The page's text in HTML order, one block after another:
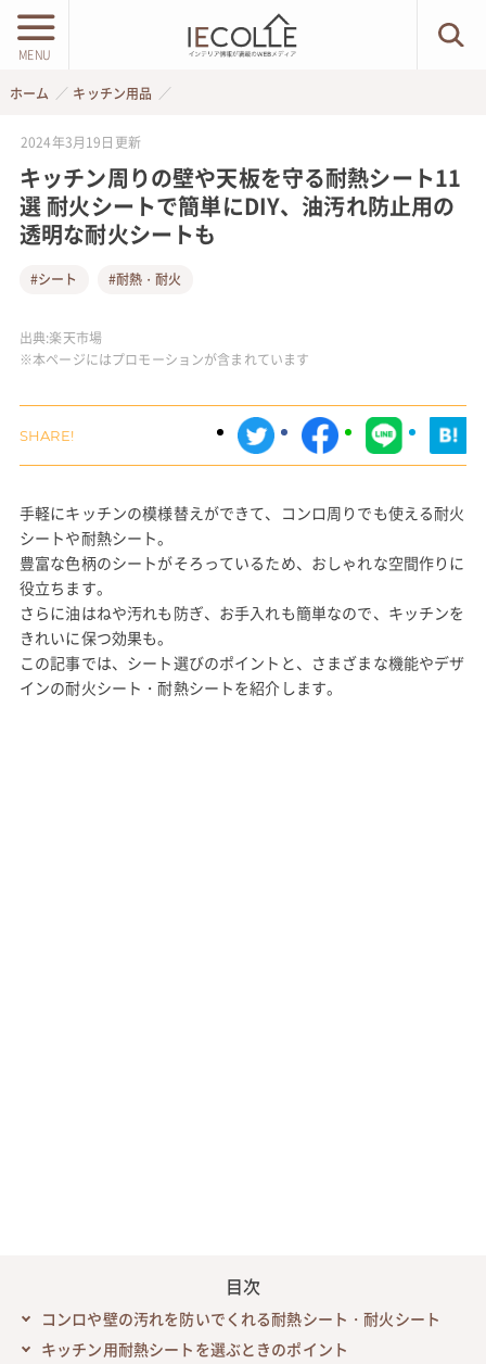
MENU
ホーム キッチン用品
2024年3月19日 更新
キッチン周りの壁や天板を守る耐熱シート11
選 耐火シートで簡単にDIY、油汚れ防止用の
透明な耐火シートも
#シート #耐熱・耐火
出典:楽天市場
※本ページにはプロモーションが含まれています
手軽にキッチンの模様替えができて、コンロ周りでも使える耐火
シートや耐熱シート。
豊富な色柄のシートがそろっているため、おしゃれな空間作りに
役立ちます。
さらに油はねや汚れも防ぎ、お手入れも簡単なので、キッチンを
きれいに保つ効果も。
この記事では、シート選びのポイントと、さまざまな機能やデザ
インの耐火シート・耐熱シートを紹介します。
目次
コンロや壁の汚れを防いでくれる耐熱シート・耐火シート
キッチン用耐熱シートを選ぶときのポイント